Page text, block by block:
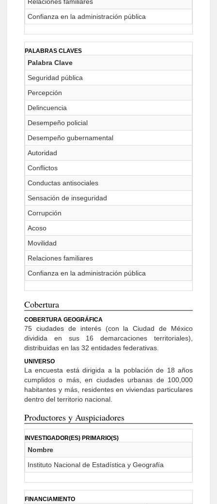
Confianza en la administración pública
PALABRAS CLAVES
Palabra Clave
Seguridad pública
Percepción
Delincuencia
Desempeño policial
Desempeño gubernamental
Autoridad
Conflictos
Conductas antisociales
Sensación de inseguridad
Corrupción
Acoso
Movilidad
Relaciones familiares
Confianza en la administración pública
Cobertura
COBERTURA GEOGRÁFICA
75 ciudades de interés (con la Ciudad de México
dividida en sus 16 demarcaciones territoriales),
distribuidas en las 32 entidades federativas.
UNIVERSO
La encuesta está dirigida a la población de 18 años
cumplidos o más, en ciudades urbanas de 100,000
habitantes y más, residentes en viviendas particulares
dentro del territorio nacional.
Productores y Auspiciadores
INVESTIGADOR(ES) PRIMARIO(S)
Nombre
Instituto Nacional de Estadística y Geografía
FINANCIAMIENTO